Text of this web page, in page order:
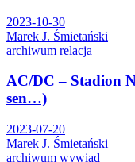
2023-10-30
Marek J. Śmietański
archiwum relacja
AC/DC – Stadion
sen…)
2023-07-20
Marek J. Śmietański
archiwum wywiad